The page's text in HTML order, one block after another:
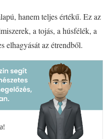
hanem teljes értékű. Ez az
a tojás, a húsfélék, a
elhagyását az étrendből.